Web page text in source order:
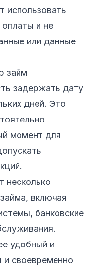
использовать
и не
или данные
займ
задержать дату
дней. Это
момент для
несколько
включая
банковские
удобный и
и своевременно